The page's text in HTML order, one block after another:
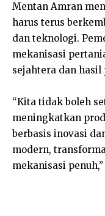
Mentan Amran
harus terus
dan teknologi.
mekanisasi
sejahtera dan
“Kita tidak boleh
meningkatkan
berbasis inovasi
modern,
mekanisasi